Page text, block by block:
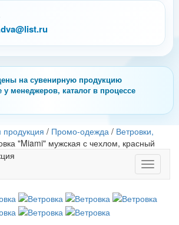
на сувенирную продукцию
у менеджеров, каталог в процессе
/ Промо-одежда / Ветровки,
"Miami" мужская с чехлом, красный
Toggle